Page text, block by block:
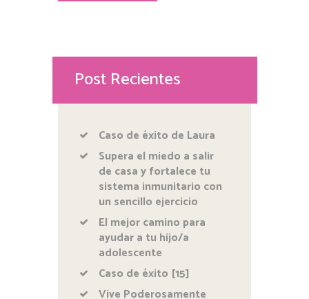
Post Recientes
Caso de éxito de Laura
Supera el miedo a salir
de casa y fortalece tu
sistema inmunitario con
un sencillo ejercicio
El mejor camino para
ayudar a tu hijo/a
adolescente
Caso de éxito [15]
Vive Poderosamente